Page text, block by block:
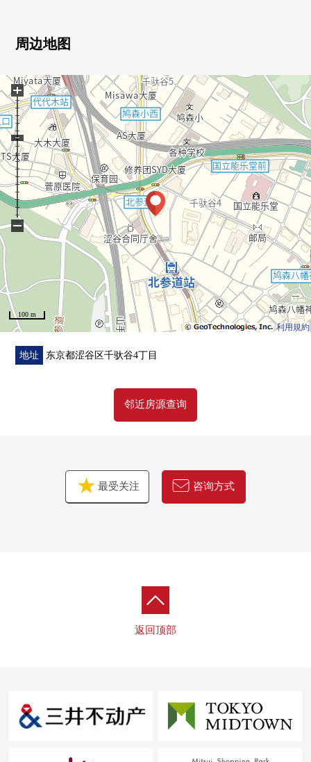
・层专用的智能快递柜设置
▼房间的特徴
・2026年8月10日租借人退去计划
(在2023年7月左右拍摄室内照片)
・ 82.37平米/3LDK
・ 适合25楼部分东南的国立竞技场方面View
▼共用部分(部分收费)
<B1F>
○ 派对休息室
○ 电影休息室
○ 图书休息室
○ 研究休息室
○ 洗衣店休息室
○ 周期研究会
○ 自行车壁挂
○ 高尔夫球休息室
<1F>
○ View露台
周边地图
利用規約
100 m
+
−
地址 东京都涩谷区千驮谷4丁目
邻近房源查询
最受关注 咨询方式
返回顶部